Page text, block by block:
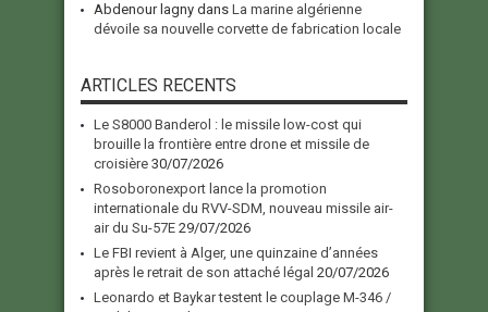
Abdenour lagny dans La marine algérienne
dévoile sa nouvelle corvette de fabrication locale
ARTICLES RECENTS
Le S8000 Banderol : le missile low-cost qui
brouille la frontière entre drone et missile de
croisière 30/07/2026
Rosoboronexport lance la promotion
internationale du RVV-SDM, nouveau missile air-
air du Su-57E 29/07/2026
Le FBI revient à Alger, une quinzaine d’années
après le retrait de son attaché légal 20/07/2026
Leonardo et Baykar testent le couplage M-346 /